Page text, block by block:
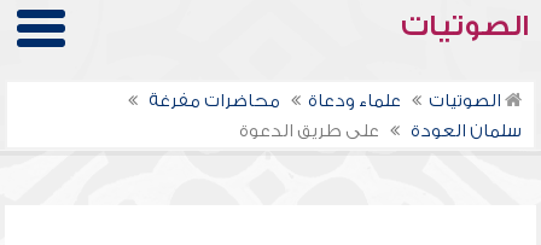
الصوتيات
الصوتيات علماء ودعاة
محاضرات مفرغة
سلمان العودة
على طريق الدعوة